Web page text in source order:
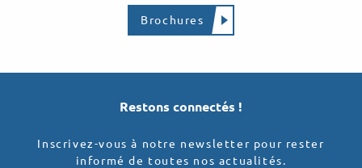
Brochures
Restons connectés !
Inscrivez-vous à notre newsletter pour rester
informé de toutes nos actualités.